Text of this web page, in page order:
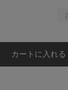
カートに入れる